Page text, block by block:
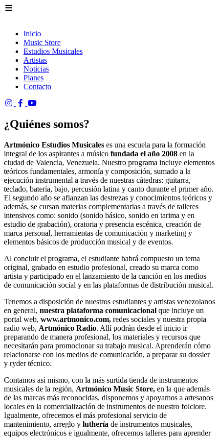
Inicio
Music Store
Estudios Musicales
Artistas
Noticias
Planes
Contacto
¿Quiénes somos?
Artmónico Estudios Musicales es una escuela para la formación
integral de los aspirantes a músico fundada el año 2008 en la
ciudad de Valencia, Venezuela. Nuestro programa incluye elementos
teóricos fundamentales, armonía y composición, sumado a la
ejecución instrumental a través de nuestras cátedras: guitarra,
teclado, batería, bajo, percusión latina y canto durante el primer año.
El segundo año se afianzan las destrezas y conocimientos teóricos y
además, se cursan materias complementarias a través de talleres
intensivos como: sonido (sonido básico, sonido en tarima y en
estudio de grabación), oratoria y presencia escénica, creación de
marca personal, herramientas de comunicación y marketing y
elementos básicos de producción musical y de eventos.
Al concluir el programa, el estudiante habrá compuesto un tema
original, grabado en estudio profesional, creado su marca como
artista y participado en el lanzamiento de la canción en los medios
de comunicación social y en las plataformas de distribución musical.
Tenemos a disposición de nuestros estudiantes y artistas venezolanos
en general, nuestra plataforma comunicacional que incluye un
portal web, www.artmonico.com, redes sociales y nuestra propia
radio web, Artmónico Radio. Allí podrán desde el inicio ir
preparando de manera profesional, los materiales y recursos que
necesitarán para promocionar su trabajo musical. Aprenderán cómo
relacionarse con los medios de comunicación, a preparar su dossier
y ryder técnico.
Contamos así mismo, con la más surtida tienda de instrumentos
musicales de la región, Artmónico Music Store, en la que además
de las marcas más reconocidas, disponemos y apoyamos a artesanos
locales en la comercialización de instrumentos de nuestro folclore.
Igualmente, ofrecemos el más profesional servicio de
mantenimiento, arreglo y luthería de instrumentos musicales,
equipos electrónicos e igualmente, ofrecemos talleres para aprender